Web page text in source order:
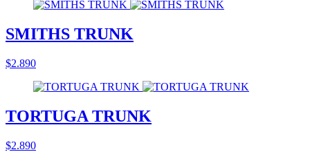
SMITHS TRUNK
$2.890
TORTUGA TRUNK
$2.890